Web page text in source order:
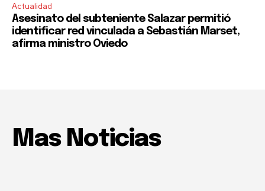
Actualidad
Asesinato del subteniente Salazar permitió
identificar red vinculada a Sebastián Marset,
afirma ministro Oviedo
Mas Noticias